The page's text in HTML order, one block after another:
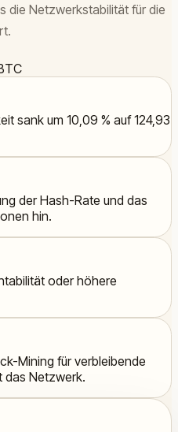
die Netzwerkstabilität für die
sank um 10,09 % auf 124,93
der Hash-Rate und das
hin.
oder höhere
Mining für verbleibende
das Netzwerk.